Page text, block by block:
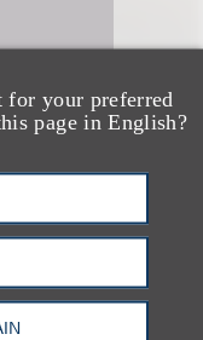
for your preferred
page in English?